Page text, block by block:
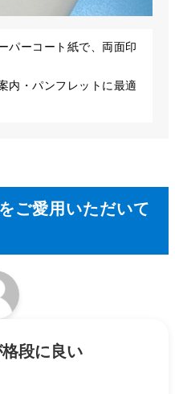
パーコート紙で、両面印
内・パンフレットに最適
ご愛用いただいて
段に良い